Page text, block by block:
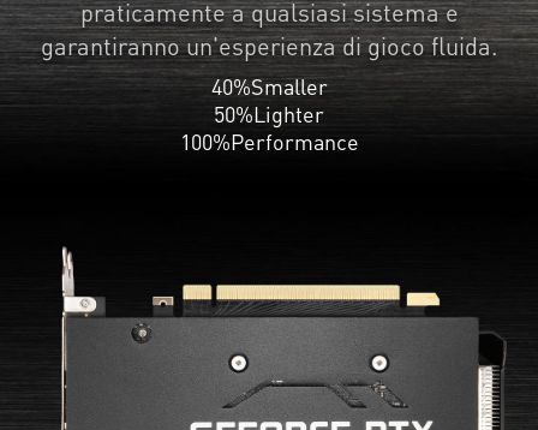
praticamente a qualsiasi sistema e
garantiranno un'esperienza di gioco fluida.
40%Smaller
50%Lighter
100%Performance